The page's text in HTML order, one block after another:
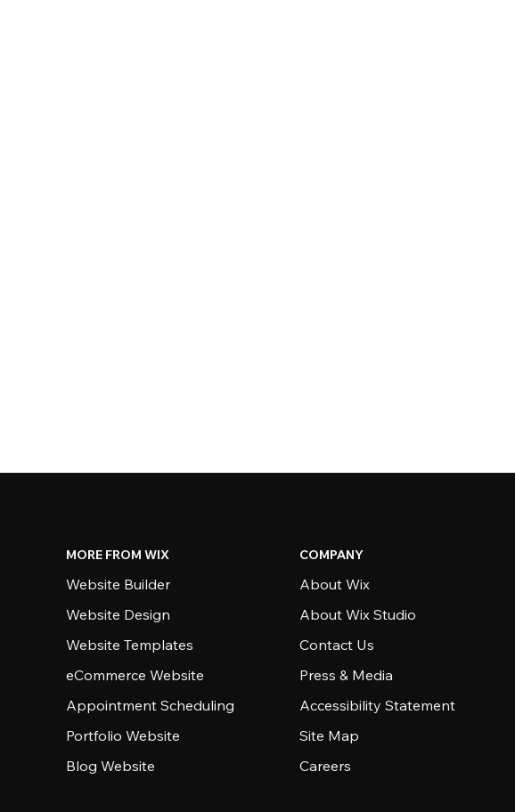
MORE FROM WIX
Website Builder
Website Design
Website Templates
eCommerce Website
Appointment Scheduling
Portfolio Website
Blog Website
COMPANY
About Wix
About Wix Studio
Contact Us
Press & Media
Accessibility Statement
Site Map
Careers